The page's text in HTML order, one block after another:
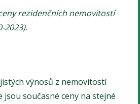
rezidenčních nemovitostí
2023).
výnosů z nemovitostí
jsou současné ceny na stejné